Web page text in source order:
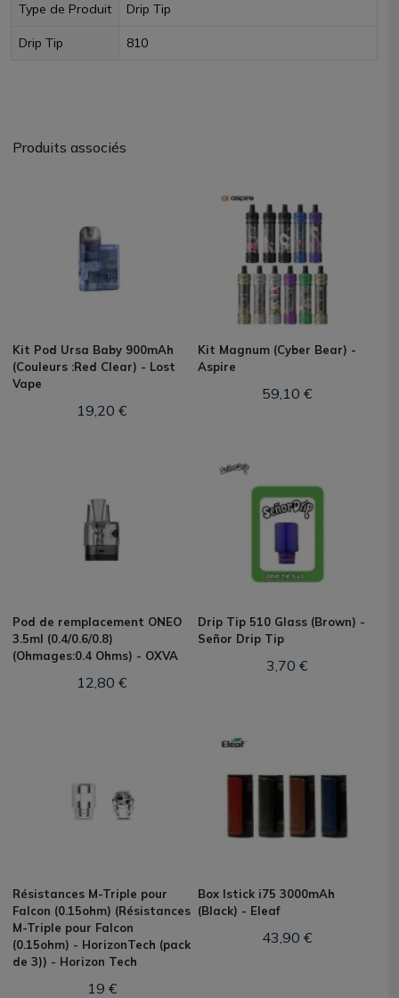
Type de Produit Drip Tip
Drip Tip 810
Produits associés
Kit Pod Ursa Baby 900mAh
(Couleurs :Red Clear) - Lost
Vape
19,20 €
Kit Magnum (Cyber Bear) -
Aspire
59,10 €
Pod de remplacement ONEO
3.5ml (0.4/0.6/0.8)
(Ohmages:0.4 Ohms) - OXVA
12,80 €
Drip Tip 510 Glass (Brown) -
Señor Drip Tip
3,70 €
Résistances M-Triple pour
Falcon (0.15ohm) (Résistances
M-Triple pour Falcon
(0.15ohm) - HorizonTech (pack
de 3)) - Horizon Tech
19 €
Box Istick i75 3000mAh
(Black) - Eleaf
43,90 €